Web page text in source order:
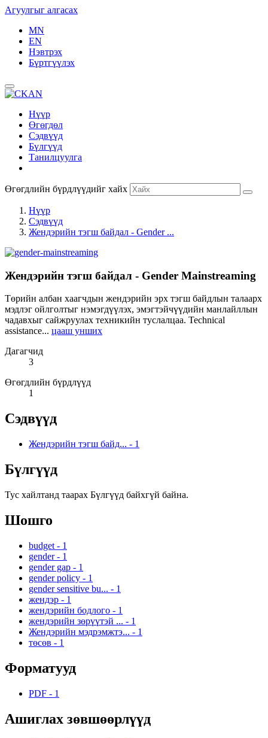
Агуулгыг алгасах
MN
EN
Нэвтрэх
Бүртгүүлэх
Нүүр
Өгөгдөл
Сэдвүүд
Бүлгүүд
Танилцуулга
Өгөгдлийн бүрдлүүдийг хайх
Нүүр
Сэдвүүд
Жендэрийн тэгш байдал - Gender ...
Жендэрийн тэгш байдал - Gender Mainstreaming
Төрийн албан хаагчдын жендэрийн эрх тэгш байдлын талаарх
мэдлэг ойлголтыг нэмэгдүүлэх, эмэгтэйчүүдийн манлайллын
чадавхыг сайжруулах техникийн туслалцаа. Technical
assistance... цааш унших
Дагагчид
3
Өгөгдлийн бүрдлүүд
1
Сэдвүүд
Жендэрийн тэгш байд... - 1
Бүлгүүд
Тус хайлтанд таарах Бүлгүүд байхгүй байна.
Шошго
budget - 1
gender - 1
gender gap - 1
gender policy - 1
gender sensitive bu... - 1
жендэр - 1
жендэрийн бодлого - 1
жендэрийн зөрүүтэй ... - 1
Жендэрийн мэдрэмжтэ... - 1
төсөв - 1
Форматууд
PDF - 1
Ашиглах зөвшөөрлүүд